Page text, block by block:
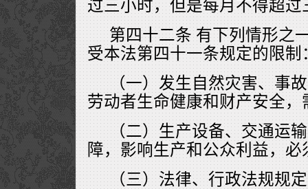
过三小时，但是每月不得超过
第四十二条 有下列情形之
受本法第四十一条规定的限制
（一）发生自然灾害、事
劳动者生命健康和财产安全
（二）生产设备、交通运
障，影响生产和公众利益，
（三）法律、行政法规规